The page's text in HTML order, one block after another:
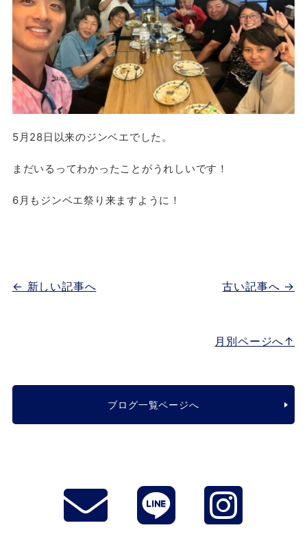
5月28日以来のジンベエでした。
まだいるってわかったことがうれしいです！
6月もジンベエ祭り来ますように！
古い記事へ →
← 新しい記事へ
月別ページへ↑
ブログ一覧ページへ